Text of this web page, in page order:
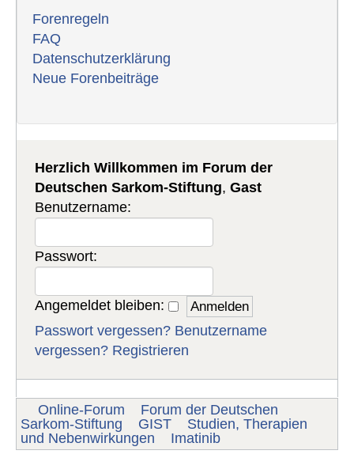
Forenregeln
FAQ
Datenschutzerklärung
Neue Forenbeiträge
Herzlich Willkommen im Forum der
Deutschen Sarkom-Stiftung,Gast
Benutzername:
Passwort:
Angemeldet bleiben:
Passwort vergessen? Benutzername
vergessen? Registrieren
Online-Forum
Forum der Deutschen
Sarkom-Stiftung
GIST
Studien, Therapien
und Nebenwirkungen
Imatinib